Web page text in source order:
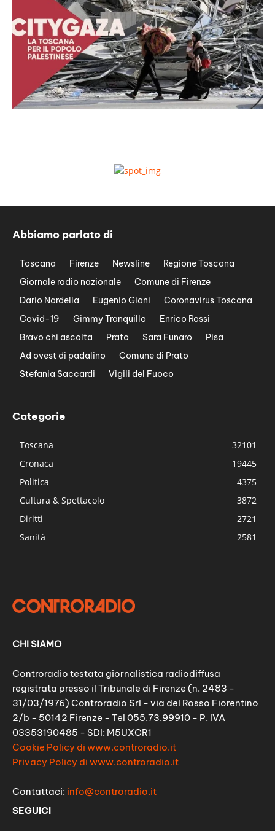
Abbiamo parlato di
Toscana Firenze Newsline
Regione Toscana
Giornale radio nazionale
Comune di Firenze
Dario Nardella
Eugenio Giani
Coronavirus Toscana
Covid-19
Gimmy Tranquillo
Enrico Rossi
Bravo chi ascolta
Prato Sara Funaro
Pisa
Ad ovest di padalino
Comune di Prato
Stefania Saccardi
Vigili del Fuoco
Categorie
Toscana
32101
Cronaca
19445
Politica
4375
Cultura & Spettacolo
3872
Diritti
2721
Sanità
2581
CHI SIAMO
Controradio testata giornalistica radiodiffusa
registrata presso il Tribunale di Firenze (n. 2483 -
31/03/1976) Controradio Srl - via del Rosso Fiorentino
2/b - 50142 Firenze - Tel 055.73.99910 - P. IVA
03353190485 - SDI: M5UXCR1
Cookie Policy di www.controradio.it
Privacy Policy di www.controradio.it
Contattaci: info@controradio.it
SEGUICI